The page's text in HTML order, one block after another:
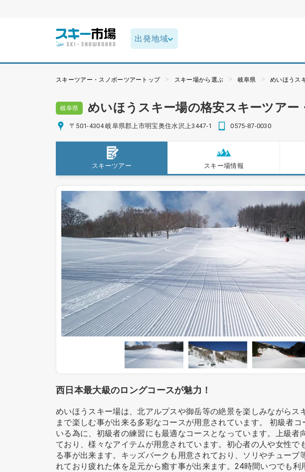
スキーツアー・スノボーツアートップ スキー場から選ぶ 岐阜県 めいほうス
岐阜県 めいほうスキー場の格安スキーツアー
〒501-4304 岐阜県郡上市明宝奥住水沢上3447-1 0575-87-0030
スキーツアー スキー場情報
西日本最大級のロングコースが魅力！
めいほうスキー場は、北アルプスや御岳等の絶景を楽しみながら
まで楽しむ事が出来る多彩なコースが用意されています。 初級者
いる為に、初級者の練習にも最適なコースとなっています。上級
ており、様々なアイテムが用意されています。初心者の人や女性
る事が出来ます。キッズパークも用意されており、ソリやチュー
れており疲れた体を足元から癒す事が出来ます。24時間いつでも